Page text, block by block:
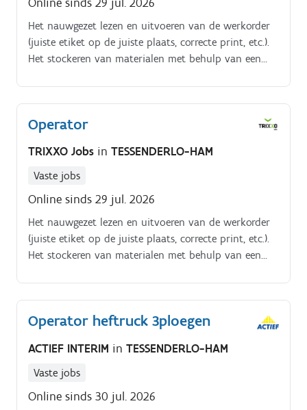
Het nauwgezet lezen en uitvoeren van de werkorder
(juiste etiket op de juiste plaats, correcte print, etc.).
Het stockeren van materialen met behulp van een
Operator
TRIXXO Jobs in TESSENDERLO-HAM
Vaste jobs
Online sinds 29 jul. 2026
Het nauwgezet lezen en uitvoeren van de werkorder
(juiste etiket op de juiste plaats, correcte print, etc.).
Het stockeren van materialen met behulp van een
Operator heftruck 3ploegen
ACTIEF INTERIM in TESSENDERLO-HAM
Vaste jobs
Online sinds 30 jul. 2026